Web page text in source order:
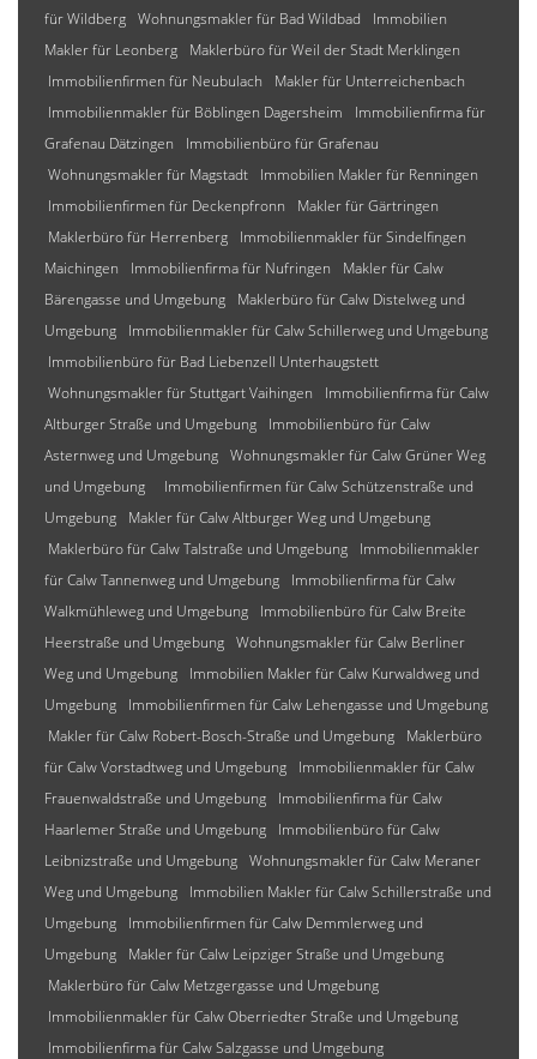
für Wildberg Wohnungsmakler für Bad Wildbad
Immobilien
Makler für Leonberg
Maklerbüro für Weil der Stadt Merklingen
Immobilienfirmen für Neubulach
Makler für Unterreichenbach
Immobilienmakler für Böblingen Dagersheim
Immobilienfirma für
Grafenau Dätzingen
Immobilienbüro für Grafenau
Wohnungsmakler für Magstadt
Immobilien Makler für Renningen
Immobilienfirmen für Deckenpfronn
Makler für Gärtringen
Maklerbüro für Herrenberg
Immobilienmakler für Sindelfingen
Maichingen
Immobilienfirma für Nufringen
Makler für Calw
Bärengasse und Umgebung
Maklerbüro für Calw Distelweg und
Umgebung
Immobilienmakler für Calw Schillerweg und Umgebung
Immobilienbüro für Bad Liebenzell Unterhaugstett
Wohnungsmakler für Stuttgart Vaihingen
Immobilienfirma für Calw
Altburger Straße und Umgebung
Immobilienbüro für Calw
Asternweg und Umgebung Wohnungsmakler für Calw Grüner Weg
und Umgebung
Immobilienfirmen für Calw Schützenstraße und
Umgebung
Makler für Calw Altburger Weg und Umgebung
Maklerbüro für Calw Talstraße und Umgebung
Immobilienmakler
für Calw Tannenweg und Umgebung
Immobilienfirma für Calw
Walkmühleweg und Umgebung
Immobilienbüro für Calw Breite
Heerstraße und Umgebung Wohnungsmakler für Calw Berliner
Weg und Umgebung
Immobilien Makler für Calw Kurwaldweg und
Umgebung
Immobilienfirmen für Calw Lehengasse und Umgebung
Makler für Calw Robert-Bosch-Straße und Umgebung
Maklerbüro
für Calw Vorstadtweg und Umgebung
Immobilienmakler für Calw
Frauenwaldstraße und Umgebung
Immobilienfirma für Calw
Haarlemer Straße und Umgebung
Immobilienbüro für Calw
Leibnizstraße und Umgebung Wohnungsmakler für Calw Meraner
Weg und Umgebung
Immobilien Makler für Calw Schillerstraße und
Umgebung
Immobilienfirmen für Calw Demmlerweg und
Umgebung
Makler für Calw Leipziger Straße und Umgebung
Maklerbüro für Calw Metzgergasse und Umgebung
Immobilienmakler für Calw Oberriedter Straße und Umgebung
Immobilienfirma für Calw Salzgasse und Umgebung